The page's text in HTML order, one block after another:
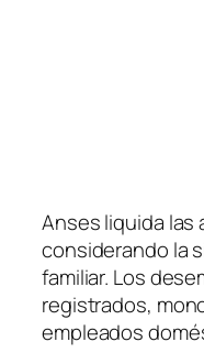
Anses liquida las
considerando la
familiar. Los
registrados,
empleados